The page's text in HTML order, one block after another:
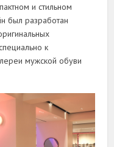
и стильном
был разработан
к
мужской обуви